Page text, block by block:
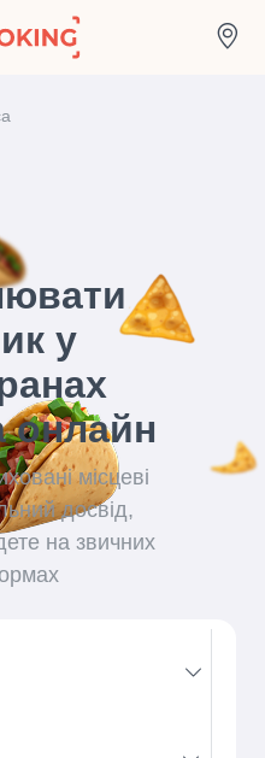
у
онлайн
місцеві
досвід,
на звичних